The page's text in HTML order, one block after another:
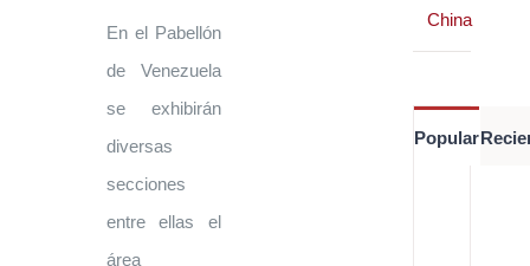
En el Pabellón
de Venezuela
se exhibirán
diversas
secciones
entre ellas el
área
China
Popular